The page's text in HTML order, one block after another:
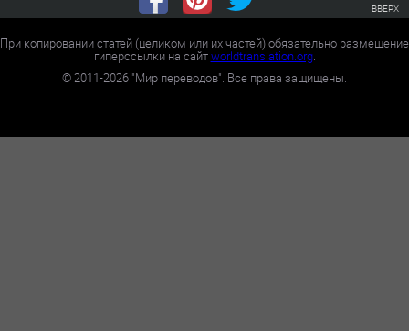
ВВЕРХ
При копировании статей (целиком или их частей) обязательно размещение
гиперссылки на сайтworldtranslation.org.
©2011-2026 "Мир переводов". Все права защищены.